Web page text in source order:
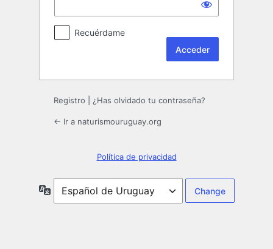
Recuérdame
Registro ¿Has olvidado tu contraseña?
← Ir a naturismouruguay.org
Política de privacidad
Idioma